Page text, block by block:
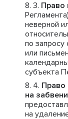
Право
неверной
по запросу
или
субъекта
Право
на
на